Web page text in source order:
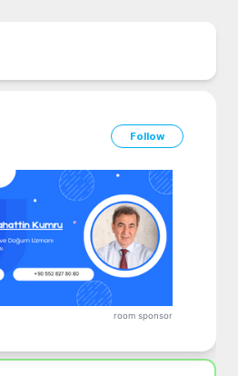
Follow
room sponsor